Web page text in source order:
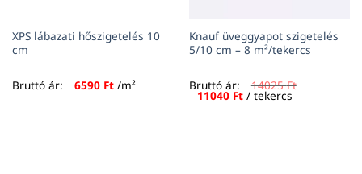
XPS lábazati hőszigetelés 10
cm
Bruttó ár: 6590 Ft/m²
Knauf üveggyapot szigetelés
5/10 cm – 8 m²/tekercs
Bruttó ár: 14025Ft
Original
price
11040 FtCurrent
price
/ tekercs